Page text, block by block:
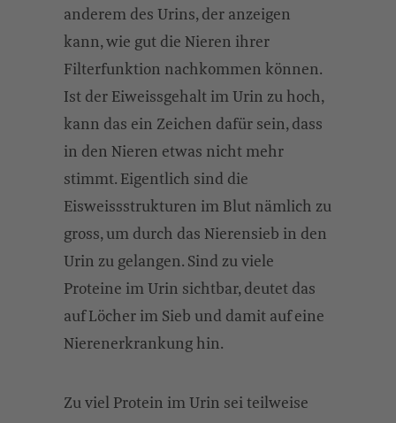
anderem des Urins, der anzeigen
kann, wie gut die Nieren ihrer
Filterfunktion nachkommen können.
Ist der Eiweissgehalt im Urin zu hoch,
kann das ein Zeichen dafür sein, dass
in den Nieren etwas nicht mehr
stimmt. Eigentlich sind die
Eisweissstrukturen im Blut nämlich zu
gross, um durch das Nierensieb in den
Urin zu gelangen. Sind zu viele
Proteine im Urin sichtbar, deutet das
auf Löcher im Sieb und damit auf eine
Nierenerkrankung hin.
Zu viel Protein im Urin sei teilweise